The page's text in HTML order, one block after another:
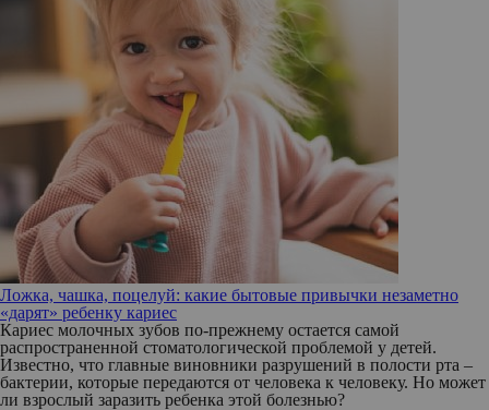
Ложка, чашка, поцелуй: какие бытовые привычки незаметно
«дарят» ребенку кариес
Кариес молочных зубов по-прежнему остается самой
распространенной стоматологической проблемой у детей.
Известно, что главные виновники разрушений в полости рта –
бактерии, которые передаются от человека к человеку. Но может
ли взрослый заразить ребенка этой болезнью?